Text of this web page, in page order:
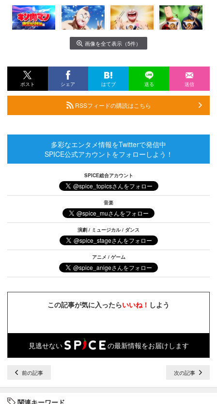
画像を全て表示（5件）
ポスト シェア はてブ 送る 送信
RSSフィードの購読はこちら
多彩なエンタメ情報をTwitterで発信中
SPICE公式アカウントをフォローしよう！
SPICE総合アカウント
音楽
演劇 / ミュージカル / ダンス
アニメ / ゲーム
この記事が気に入ったらいいね！ しよう
見逃せない の最新情報をお届けします
前の記事 次の記事
関連キーワード